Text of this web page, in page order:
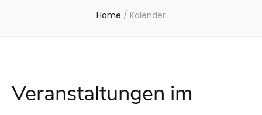
Home / Kalender
Veranstaltungen im